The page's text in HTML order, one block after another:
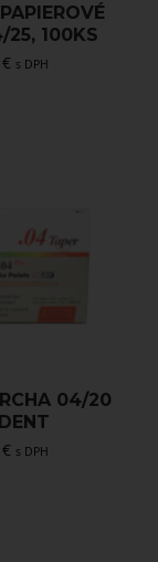
25, 100KS
€ s DPH
04/20
€ s DPH